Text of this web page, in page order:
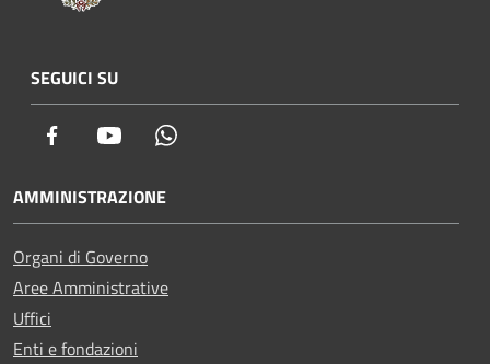
SEGUICI SU
Facebook Youtube
AMMINISTRAZIONE
Organi di Governo
Aree Amministrative
Uffici
Enti e fondazioni